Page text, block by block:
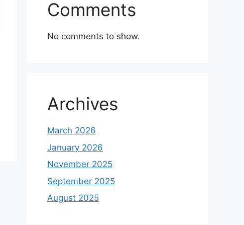
Comments
No comments to show.
Archives
March 2026
January 2026
November 2025
September 2025
August 2025